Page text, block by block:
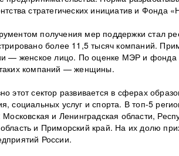
стратегических инициатив и Фонда
получения мер поддержки стал
более 11,5 тысяч компаний.
— женское лицо. По оценке МЭР и
компаний — женщины.
этот сектор развивается в сферах
социальных услуг и спорта. В топ-5
Московская и Ленинградская области,
и Приморский край. На их долю
России.